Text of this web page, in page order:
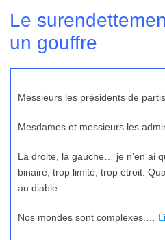
Le
un gouffre
Messieurs les présidents de
Mesdames et messieurs les
La droite, la gauche… je n’en ai
binaire, trop limité, trop étroit.
au diable.
Nos mondes sont complexes.…